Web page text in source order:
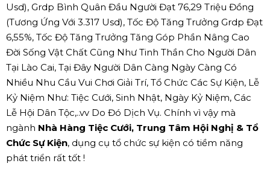
Usd), Grdp Bình Quân Đầu Người Đạt 76,29 Triệu Đồng
(Tương Ứng Với 3.317 Usd), Tốc Độ Tăng Trưởng Grdp Đạt
6,55%, Tốc Độ Tăng Trưởng Tăng Góp Phần Nâng Cao
Đời Sống Vật Chất Cũng Như Tinh Thần Cho Người Dân
Tại Lào Cai, Tại Đây Người Dân Càng Ngày Càng Có
Nhiều Nhu Cầu Vui Chơi Giải Trí, Tổ Chức Các Sự Kiện, Lễ
Kỷ Niệm Như: Tiệc Cưới, Sinh Nhật, Ngày Kỷ Niệm, Các
Lễ Hội Dân Tộc,..vv Do Đó Dịch Vụ. Chính vì vậy mà
ngành Nhà Hàng Tiệc Cưới, Trung Tâm Hội Nghị & Tổ
Chức Sự Kiện, dụng cụ tổ chức sự kiện có tiềm năng
phát triển rất tốt !